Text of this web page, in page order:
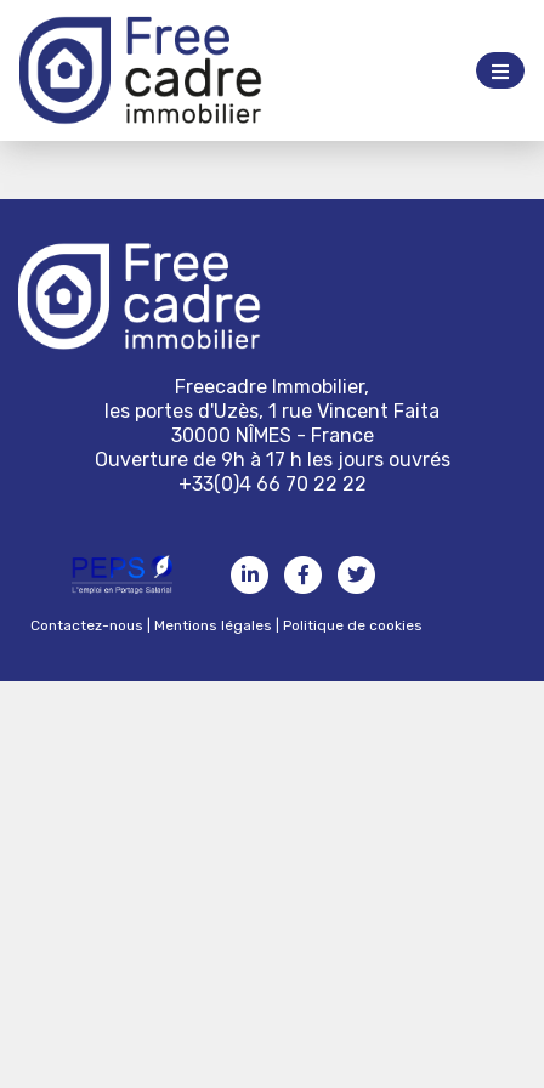
Freecadre Immobilier,
les portes d'Uzès, 1 rue Vincent Faita
30000 NÎMES - France
Ouverture de 9h à 17 h les jours ouvrés
+33(0)4 66 70 22 22
Contactez-nous |Mentions légales |Politique de cookies